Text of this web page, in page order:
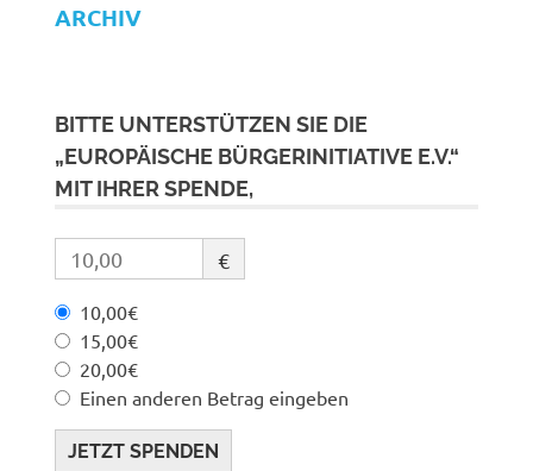
ARCHIV
BITTE UNTERSTÜTZEN SIE DIE
„EUROPÄISCHE BÜRGERINITIATIVE E.V.“
MIT IHRER SPENDE,
€
10,00€
15,00€
20,00€
Einen anderen Betrag eingeben
JETZT SPENDEN